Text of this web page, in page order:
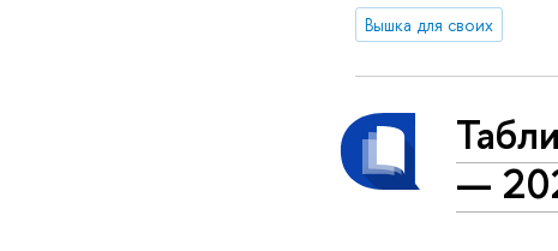
Вышка для своих
—